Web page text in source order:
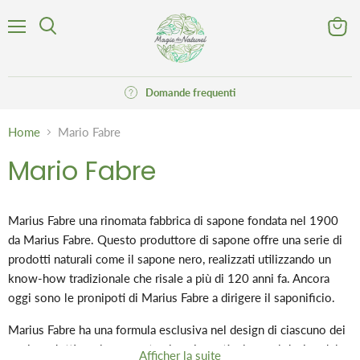
Domande frequenti
Home Mario Fabre
Mario Fabre
Marius Fabre una rinomata fabbrica di sapone fondata nel 1900
da Marius Fabre. Questo produttore di sapone offre una serie di
prodotti naturali come il sapone nero, realizzati utilizzando un
know-how tradizionale che risale a più di 120 anni fa. Ancora
oggi sono le pronipoti di Marius Fabre a dirigere il saponificio.
Marius Fabre ha una formula esclusiva nel design di ciascuno dei
suoi prodotti per la cura naturale, e in particolare nel design del
Afficher la suite